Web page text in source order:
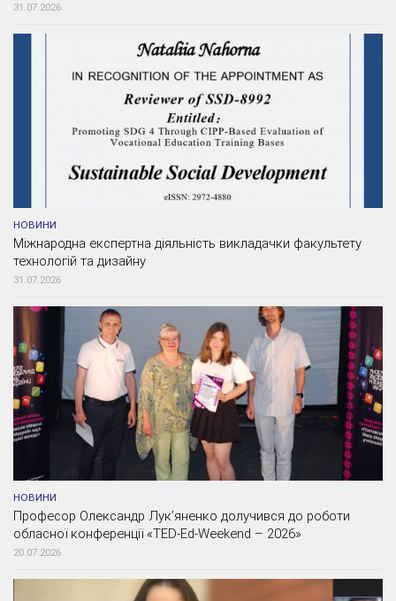
31.07.2026
НОВИНИ
Міжнародна експертна діяльність викладачки факультету
технологій та дизайну
31.07.2026
НОВИНИ
Професор Олександр Лук’яненко долучився до роботи
обласної конференції «TED-Ed-Weekend – 2026»
20.07.2026